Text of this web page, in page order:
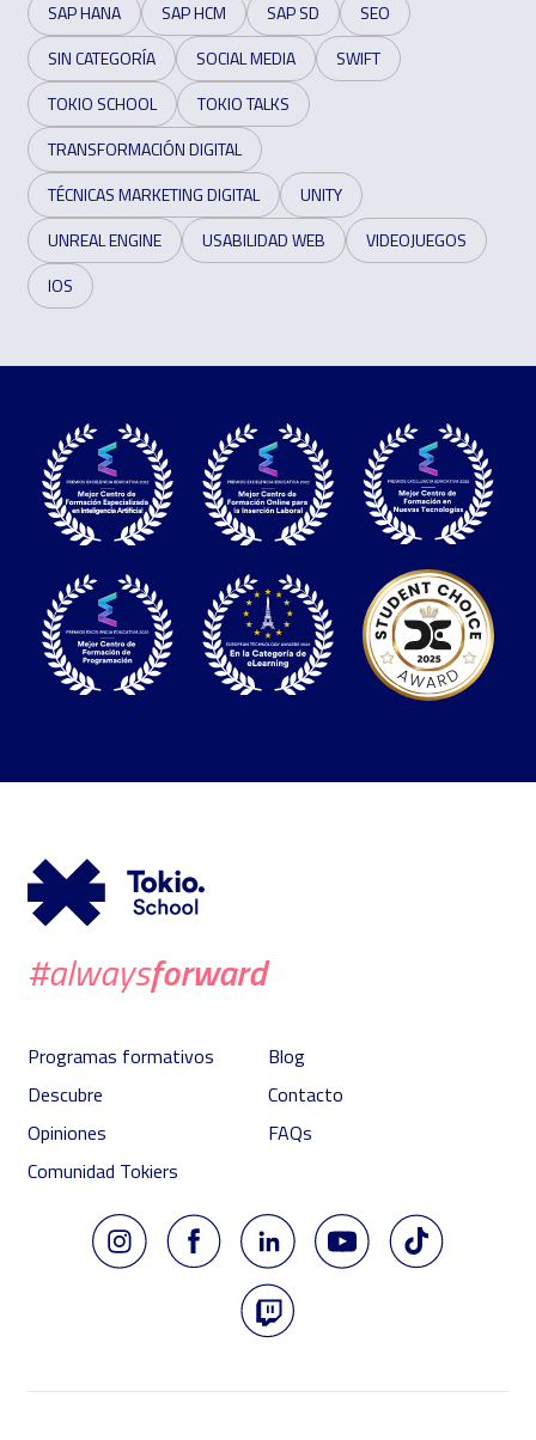
SAP HANA
SAP HCM SAP SD
SEO
SIN CATEGORÍA
SOCIAL MEDIA
SWIFT
TOKIO SCHOOL
TOKIO TALKS
TRANSFORMACIÓN DIGITAL
TÉCNICAS MARKETING DIGITAL
UNITY
UNREAL ENGINE
USABILIDAD WEB
VIDEOJUEGOS
IOS
#alwaysforward
Programas formativos
Descubre
Opiniones
Comunidad Tokiers
Blog
Contacto
FAQs